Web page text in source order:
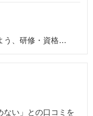
う、研修・資格…
ない」との口コミを